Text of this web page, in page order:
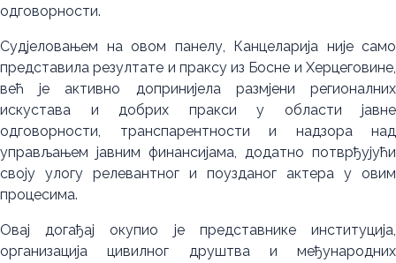
одговорности.
Судјеловањем на овом панелу, Канцеларија није само
представила резултате и праксу из Босне и Херцеговине,
већ је активно допринијела размјени регионалних
искустава и добрих пракси у области јавне
одговорности, транспарентности и надзора над
управљањем јавним финансијама, додатно потврђујући
своју улогу релевантног и поузданог актера у овим
процесима.
Овај догађај окупио је представнике институција,
организација цивилног друштва и међународних